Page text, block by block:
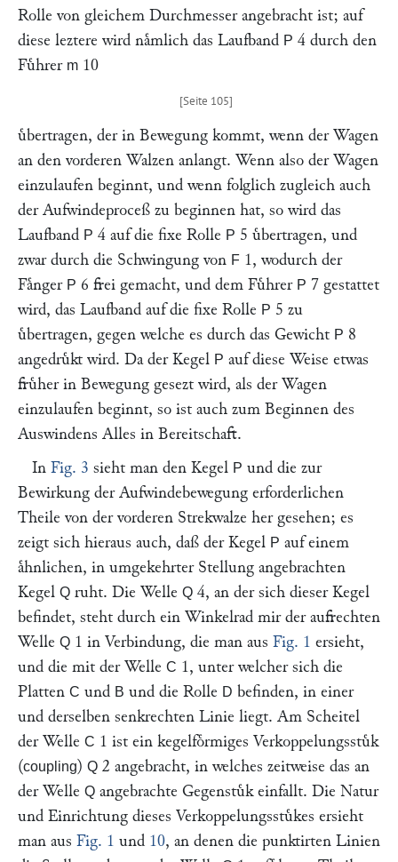
Rolle von gleichem Durchmesser angebracht ist; auf
diese leztere wird naͤmlich das Laufband P 4 durch den
Fuͤhrer m 10
uͤbertragen, der in Bewegung kommt, wenn der Wagen
an den vorderen Walzen anlangt. Wenn also der Wagen
einzulaufen beginnt, und wenn folglich zugleich auch
der Aufwindeproceß zu beginnen hat, so wird das
Laufband P 4 auf die fixe Rolle P 5 uͤbertragen, und
zwar durch die Schwingung von F 1, wodurch der
Faͤnger P 6 frei gemacht, und dem Fuͤhrer P 7 gestattet
wird, das Laufband auf die fixe Rolle P 5 zu
uͤbertragen, gegen welche es durch das Gewicht P 8
angedruͤkt wird. Da der Kegel P auf diese Weise etwas
fruͤher in Bewegung gesezt wird, als der Wagen
einzulaufen beginnt, so ist auch zum Beginnen des
Auswindens Alles in Bereitschaft.
In Fig. 3 sieht man den Kegel P und die zur
Bewirkung der Aufwindebewegung erforderlichen
Theile von der vorderen Strekwalze her gesehen; es
zeigt sich hieraus auch, daß der Kegel P auf einem
aͤhnlichen, in umgekehrter Stellung angebrachten
Kegel Q ruht. Die Welle Q 4, an der sich dieser Kegel
befindet, steht durch ein Winkelrad mir der aufrechten
Welle Q 1 in Verbindung, die man aus Fig. 1 ersieht,
und die mit der Welle C 1, unter welcher sich die
Platten C und B und die Rolle D befinden, in einer
und derselben senkrechten Linie liegt. Am Scheitel
der Welle C 1 ist ein kegelfoͤrmiges Verkoppelungsstuͤk
(coupling) Q 2 angebracht, in welches zeitweise das an
der Welle Q angebrachte Gegenstuͤk einfallt. Die Natur
und Einrichtung dieses Verkoppelungsstuͤkes ersieht
man aus Fig. 1 und 10, an denen die punktirten Linien